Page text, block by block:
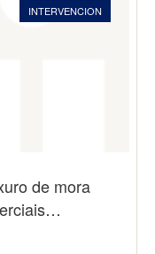
INTERVENCION
de mora